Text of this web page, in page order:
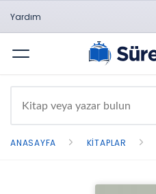
Yardım
Menü
ANASAYFA KITAPLAR